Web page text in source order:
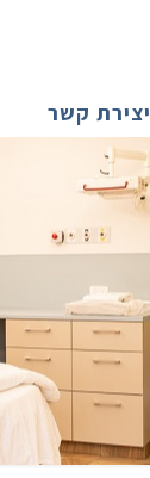
יצירת קשר